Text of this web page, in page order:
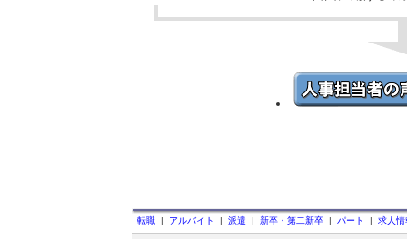
転職| アルバイト | 派遣 | 新卒・第二新卒| パート | 求人情